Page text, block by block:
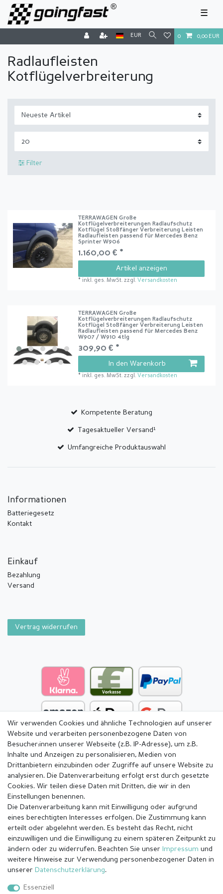
☰
EUR 0 0,00 EUR
Radlaufleisten
Kotflügelverbreiterung
Filter
TERRAWAGEN Große
Kotflügelverbreiterungen Radlaufschutz
Kotflügel Stoßfänger Verbreiterung Leisten
Radlaufleisten passend für Mercedes Benz
Sprinter W906
1.160,00 € *
Artikel anzeigen
* inkl. ges. MwSt. zzgl. Versandkosten
TERRAWAGEN Große
Kotflügelverbreiterungen Radlaufschutz
Kotflügel Stoßfänger Verbreiterung Leisten
Radlaufleisten passend für Mercedes Benz
W907 / W910 4tlg
309,90 € *
In den Warenkorb
* inkl. ges. MwSt. zzgl. Versandkosten
Kompetente Beratung
Tagesaktueller Versand¹
Umfangreiche Produktauswahl
Informationen
Batteriegesetz
Kontakt
Einkauf
Bezahlung
Versand
Vertrag widerrufen
Impressum Daten­schutz­erklärung
Wir verwenden Cookies und ähnliche Technologien auf unserer
Website und verarbeiten personenbezogene Daten von
Besucher:innen unserer Webseite (z.B. IP-Adresse), um z.B.
Inhalte und Anzeigen zu personalisieren, Medien von
Drittanbietern einzubinden oder Zugriffe auf unsere Website zu
analysieren. Die Datenverarbeitung erfolgt erst durch gesetzte
Cookies. Wir teilen diese Daten mit Dritten, die wir in den
Einstellungen benennen.
Die Datenverarbeitung kann mit Einwilligung oder aufgrund
eines berechtigten Interesses erfolgen. Die Zustimmung kann
erteilt oder abgelehnt werden. Es besteht das Recht, nicht
einzuwilligen und die Einwilligung zu einem späteren Zeitpunkt zu
ändern oder zu widerrufen. Beachten Sie unser Impressum und
weitere Hinweise zur Verwendung personenbezogener Daten in
unserer Daten­schutz­erklärung.
Essenziell